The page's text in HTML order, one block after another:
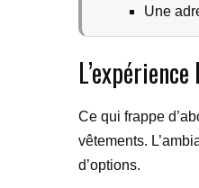
Une
Ce qui frappe
vêtements.
d’options.